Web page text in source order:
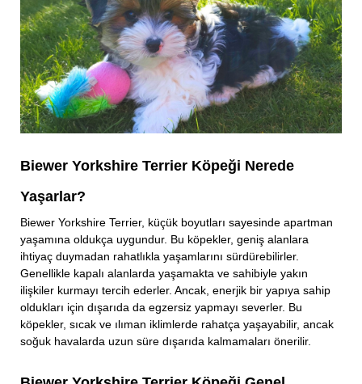
Biewer Yorkshire Terrier Köpeği Nerede
Yaşarlar?
Biewer Yorkshire Terrier, küçük boyutları sayesinde apartman
yaşamına oldukça uygundur. Bu köpekler, geniş alanlara
ihtiyaç duymadan rahatlıkla yaşamlarını sürdürebilirler.
Genellikle kapalı alanlarda yaşamakta ve sahibiyle yakın
ilişkiler kurmayı tercih ederler. Ancak, enerjik bir yapıya sahip
oldukları için dışarıda da egzersiz yapmayı severler. Bu
köpekler, sıcak ve ılıman iklimlerde rahatça yaşayabilir, ancak
soğuk havalarda uzun süre dışarıda kalmamaları önerilir.